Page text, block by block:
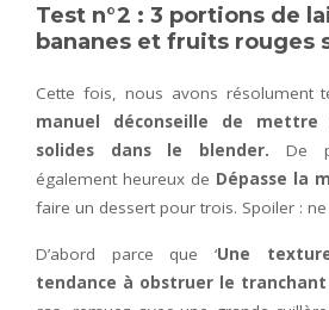
Test n°2 : 3 portions de
bananes et fruits rouges
Cette fois, nous avons résolument
manuel déconseille de
solides dans le blender. De
également heureux de Dépasse la
faire un dessert pour trois. Spoiler :
D’abord parce que ‘Une
tendance à obstruer le